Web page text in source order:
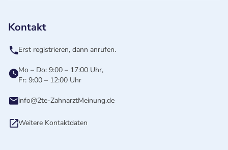
Kontakt
Erst registrieren, dann anrufen.
Mo – Do: 9:00 – 17:00 Uhr,
Fr: 9:00 – 12:00 Uhr
info@2te-ZahnarztMeinung.de
Weitere Kontaktdaten